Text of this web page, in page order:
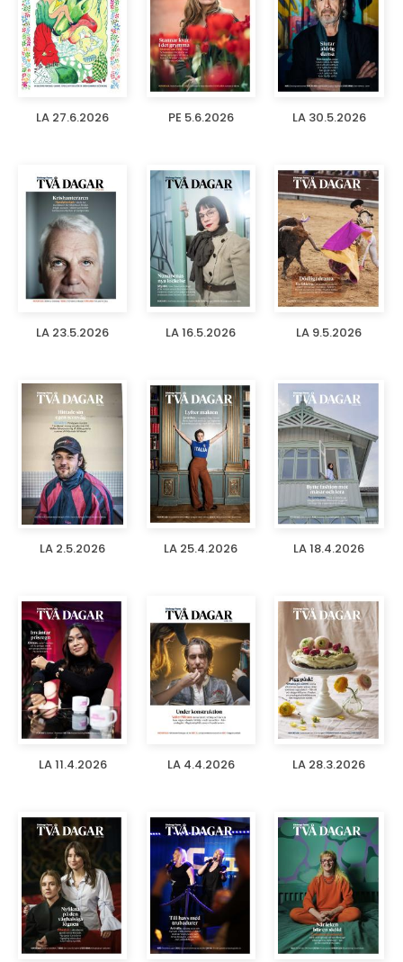
LA 27.6.2026 PE 5.6.2026 LA 30.5.2026
LA 23.5.2026 LA 16.5.2026 LA 9.5.2026
LA 2.5.2026 LA 25.4.2026 LA 18.4.2026
LA 11.4.2026 LA 4.4.2026 LA 28.3.2026